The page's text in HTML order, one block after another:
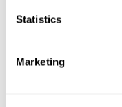
Statistics
Marketing
MSG